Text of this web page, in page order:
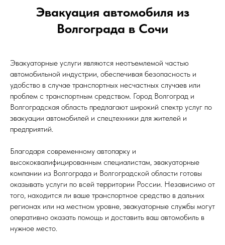
Эвакуация автомобиля из
Волгограда в Сочи
Эвакуаторные услуги являются неотъемлемой частью
автомобильной индустрии, обеспечивая безопасность и
удобство в случае транспортных несчастных случаев или
проблем с транспортным средством. Город Волгоград и
Волгоградская область предлагают широкий спектр услуг по
эвакуации автомобилей и спецтехники для жителей и
предприятий.
Благодаря современному автопарку и
высококвалифицированным специалистам, эвакуаторные
компании из Волгограда и Волгоградской области готовы
оказывать услуги по всей территории России. Независимо от
того, находится ли ваше транспортное средство в дальних
регионах или на местном уровне, эвакуаторные службы могут
оперативно оказать помощь и доставить ваш автомобиль в
нужное место.